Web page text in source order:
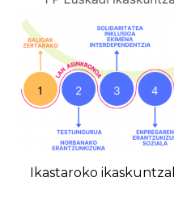
Ikastaroko